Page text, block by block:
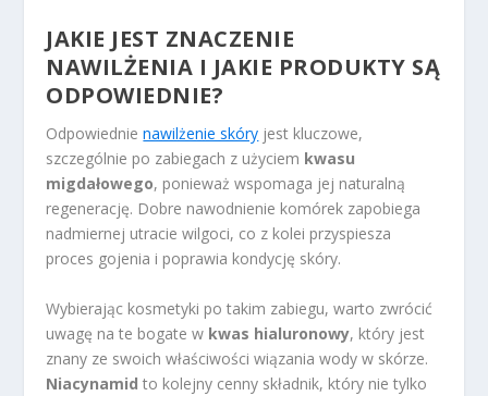
JAKIE JEST ZNACZENIE
NAWILŻENIA I JAKIE PRODUKTY SĄ
ODPOWIEDNIE?
Odpowiednienawilżenie skóry jest kluczowe,
szczególnie po zabiegach z użyciem kwasu
migdałowego, ponieważ wspomaga jej naturalną
regenerację. Dobre nawodnienie komórek zapobiega
nadmiernej utracie wilgoci, co z kolei przyspiesza
proces gojenia i poprawia kondycję skóry.
Wybierając kosmetyki po takim zabiegu, warto zwrócić
uwagę na te bogate w kwas hialuronowy, który jest
znany ze swoich właściwości wiązania wody w skórze.
Niacynamid to kolejny cenny składnik, który nie tylko